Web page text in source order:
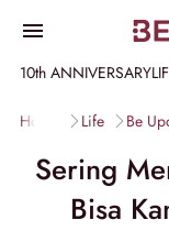
10th ANNIVERSARY
Home Life Be
Sering
Bisa